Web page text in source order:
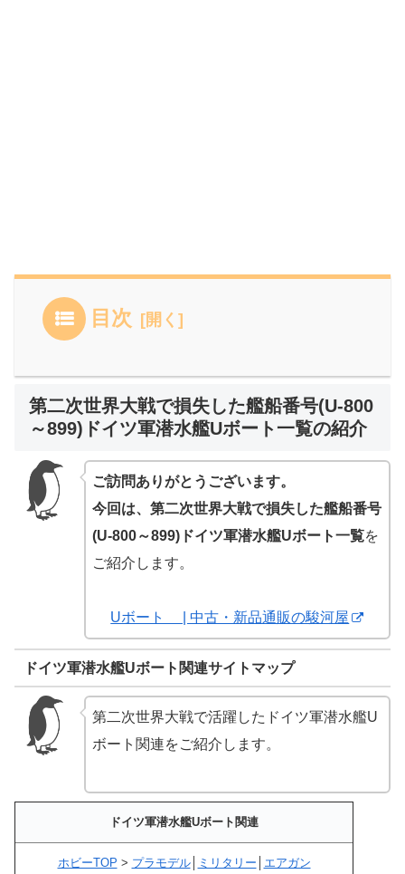
目次
第二次世界大戦で損失した艦船番号(U-800
～899)ドイツ軍潜水艦Uボート一覧の紹介
ご訪問ありがとうございます。
今回は、第二次世界大戦で損失した艦船番号
(U-800～899)ドイツ軍潜水艦Uボート一覧を
ご紹介します。
Uボート | 中古・新品通販の駿河屋
ドイツ軍潜水艦Uボート関連サイトマップ
第二次世界大戦で活躍したドイツ軍潜水艦U
ボート関連をご紹介します。
ドイツ軍潜水艦Uボート関連
ホビーTOP > プラモデル│ ミリタリー エアガン